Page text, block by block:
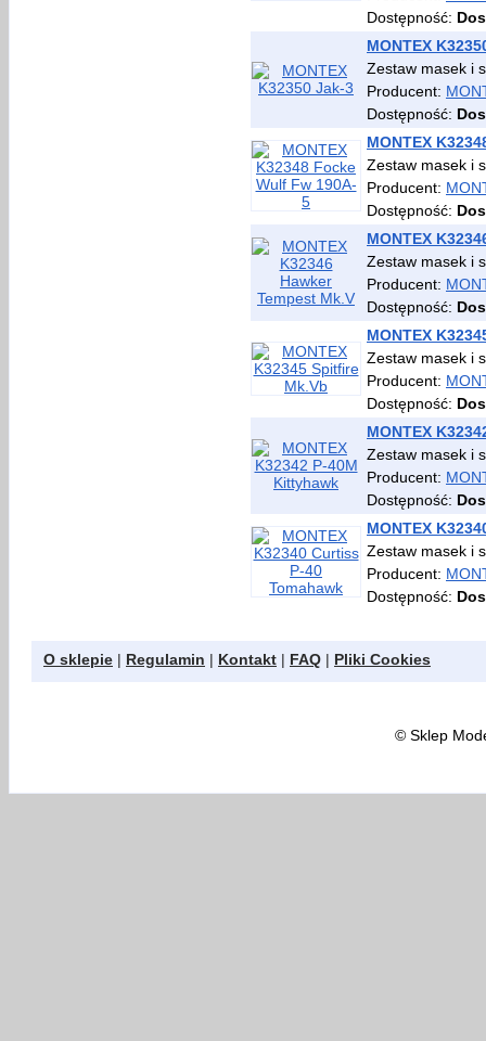
Dostępność:
MONTEX
Zestaw masek i
Producent:
Dostępność:
MONTEX
Zestaw masek i
Producent:
Dostępność:
MONTEX
Zestaw masek i
Producent:
Dostępność:
MONTEX
Zestaw masek i
Producent:
Dostępność:
MONTEX
Zestaw masek i
Producent:
Dostępność:
MONTEX
Zestaw masek i
Producent:
Dostępność:
O sklepie | Regulamin | Kontakt | FAQ | Pliki Cookies
©Sklep